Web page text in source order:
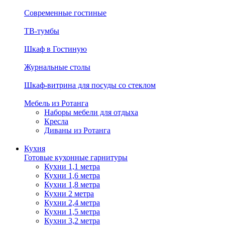
Современные гостиные
ТВ-тумбы
Шкаф в Гостиную
Журнальные столы
Шкаф-витрина для посуды со стеклом
Мебель из Ротанга
Наборы мебели для отдыха
Кресла
Диваны из Ротанга
Кухня
Готовые кухонные гарнитуры
Кухни 1,1 метра
Кухни 1,6 метра
Кухни 1,8 метра
Кухни 2 метра
Кухни 2,4 метра
Кухни 1,5 метра
Кухни 3,2 метра